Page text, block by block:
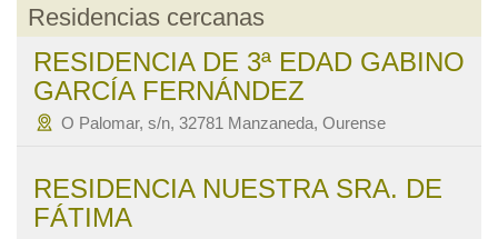
Residencias cercanas
RESIDENCIA DE 3ª EDAD GABINO
GARCÍA FERNÁNDEZ
O Palomar, s/n, 32781 Manzaneda, Ourense
RESIDENCIA NUESTRA SRA. DE
FÁTIMA